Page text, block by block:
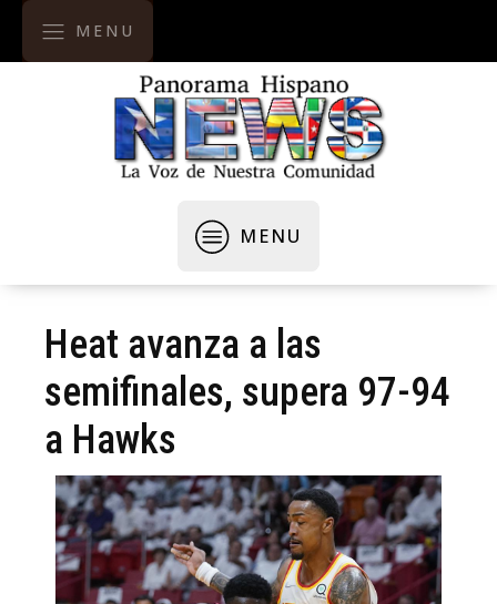
MENU
MENU
Heat avanza a las
semifinales, supera 97-94
a Hawks